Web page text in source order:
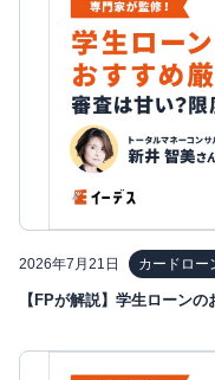
2026年7月21日 カードロー
【FPが解説】学生ローン